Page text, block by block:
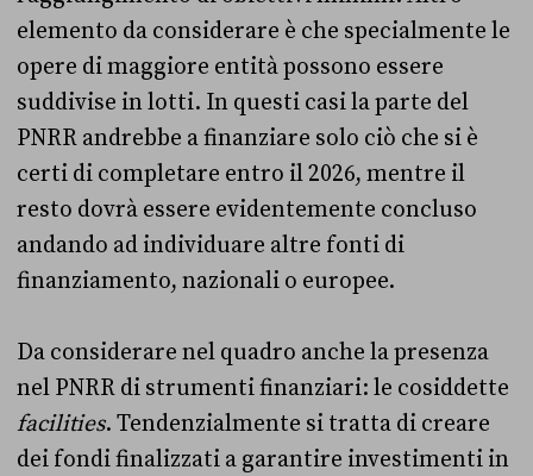
elemento da considerare è che specialmente le
opere di maggiore entità possono essere
suddivise in lotti. In questi casi la parte del
PNRR andrebbe a finanziare solo ciò che si è
certi di completare entro il 2026, mentre il
resto dovrà essere evidentemente concluso
andando ad individuare altre fonti di
finanziamento, nazionali o europee.
Da considerare nel quadro anche la presenza
nel PNRR di strumenti finanziari: le cosiddette
facilities. Tendenzialmente si tratta di creare
dei fondi finalizzati a garantire investimenti in